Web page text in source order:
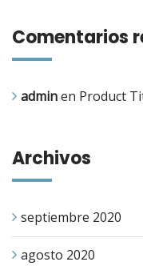
Comentarios
adminen Product
Archivos
septiembre 2020
agosto 2020